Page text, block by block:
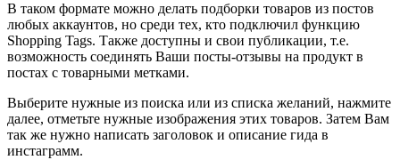
В таком формате можно делать подборки товаров из постов
любых аккаунтов, но среди тех, кто подключил функцию
Shopping Tags. Также доступны и свои публикации, т.е.
возможность соединять Ваши посты-отзывы на продукт в
постах с товарными метками.
Выберите нужные из поиска или из списка желаний, нажмите
далее, отметьте нужные изображения этих товаров. Затем Вам
так же нужно написать заголовок и описание гида в
инстаграмм.